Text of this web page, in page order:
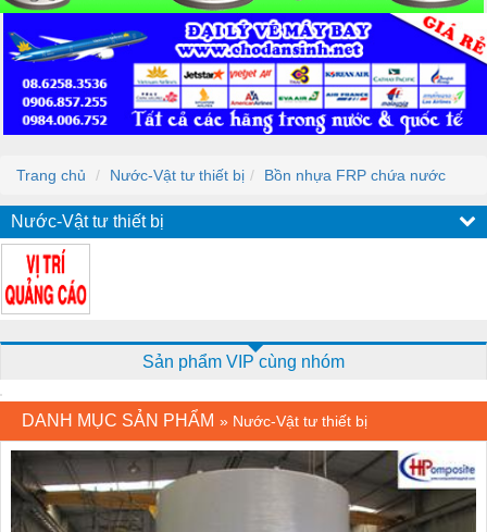
Trang chủ Nước-Vật tư thiết bị Bồn nhựa FRP chứa nước
Nước-Vật tư thiết bị
Sản phẩm VIP cùng nhóm
DANH MỤC SẢN PHẨM » Nước-Vật tư thiết bị